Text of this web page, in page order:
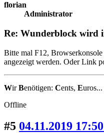
florian
Administrator
Re: Wunderblock wird
Bitte mal F12,
angezeigt werden. Oder Link
WirBenötigen: Cents, Euros...
Offline
#5 04.11.2019